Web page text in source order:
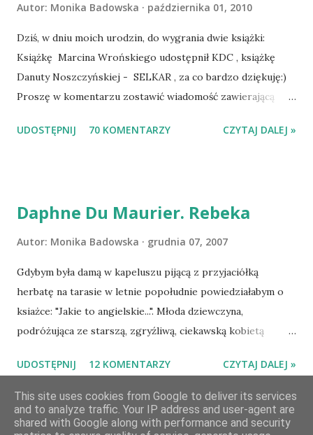
Autor: Monika Badowska października 01, 2010
Dziś, w dniu moich urodzin, do wygrania dwie książki:
Książkę Marcina Wrońskiego udostępnił KDC , książkę
Danuty Noszczyńskiej - SELKAR , za co bardzo dziękuję:)
Proszę w komentarzu zostawić wiadomość zawierającą
Losowanie odbędzie się w niedzielę o 8:00. Zapraszam
UDOSTĘPNIJ 70 KOMENTARZY CZYTAJ DALEJ »
Daphne Du Maurier. Rebeka
Autor: Monika Badowska grudnia 07, 2007
Gdybym była damą w kapeluszu pijącą z przyjaciółką
herbatę na tarasie w letnie popołudnie powiedziałabym o
ksiażce: "Jakie to angielskie...". Młoda dziewczyna,
podróżująca ze starszą, zgryźliwą, ciekawską kobietą
de Wintera, właściciela uroczej posiadłości Manderley,
owdowiałego przed niespełna rokiem. Gdy starsza pani
choruje, Maxim zaczyna opiekować się dziewczyną, a w
dniu, w którym obie panie zamierzaja opuścić Monte Carlo,
UDOSTĘPNIJ 12 KOMENTARZY CZYTAJ DALEJ »
This site uses cookies from Google to deliver its services
and to analyze traffic. Your IP address and user-agent are
shared with Google along with performance and security